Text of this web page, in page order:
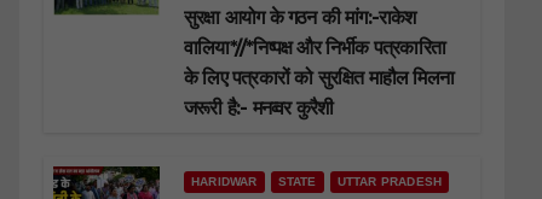
सुरक्षा आयोग के गठन की मांग:-राकेश
वालिया*//*निष्पक्ष और निर्भीक पत्रकारिता
के लिए पत्रकारों को सुरक्षित माहौल मिलना
जरूरी है:- मनव्वर कुरैशी
HARIDWAR STATE UTTAR PRADESH